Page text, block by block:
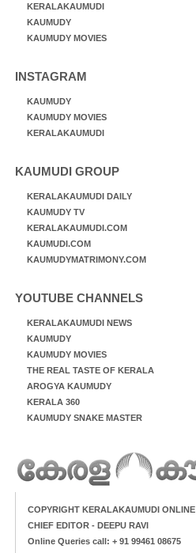
KERALAKAUMUDI
KAUMUDY
KAUMUDY MOVIES
INSTAGRAM
KAUMUDY
KAUMUDY MOVIES
KERALAKAUMUDI
KAUMUDI GROUP
KERALAKAUMUDI DAILY
KAUMUDY TV
KERALAKAUMUDI.COM
KAUMUDI.COM
KAUMUDYMATRIMONY.COM
YOUTUBE CHANNELS
KERALAKAUMUDI NEWS
KAUMUDY
KAUMUDY MOVIES
THE REAL TASTE OF KERALA
AROGYA KAUMUDY
KERALA 360
KAUMUDY SNAKE MASTER
COPYRIGHT KERALAKAUMUDI ONLINE
CHIEF EDITOR - DEEPU RAVI
Online Queries call: + 91 99461 08675